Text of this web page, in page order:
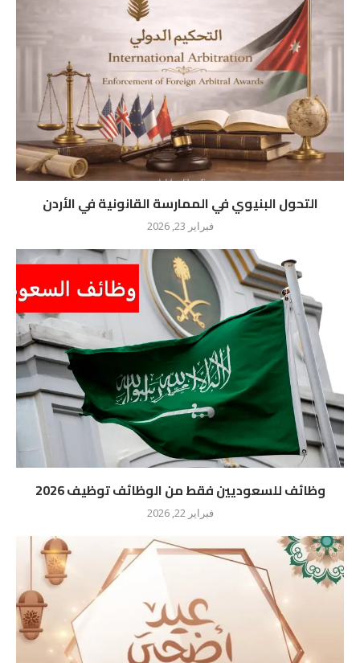
التحول البنيوي في الممارسة القانونية في الأردن
فبراير 23, 2026
وظائف للسعوديين فقط من الوظائف توظيف 2026
فبراير 22, 2026